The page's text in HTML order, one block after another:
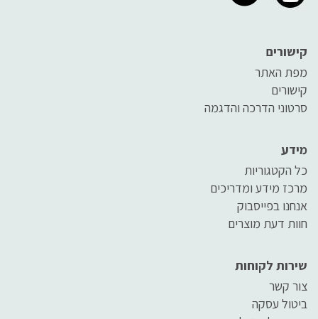
קישורים
מפת האתר
קישורים
סרטוני הדרכה והדגמה
מידע
כל הקטגוריות
מרכז מידע ומדריכים
אנחנו בפייסבוק
חוות דעת מוצרים
שירות לקוחות
צור קשר
ביטול עסקה